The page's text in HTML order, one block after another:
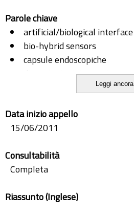
Parole chiave
artificial/biological interface
bio-hybrid sensors
capsule endoscopiche
dispositivi mininvasivi
endoscopic capsule
lab-on-chip
leggi di scala
minimally invasive devices
scale laws
Leggi ancora
Data inizio appello
15/06/2011
Consultabilità
Completa
Riassunto (Inglese)